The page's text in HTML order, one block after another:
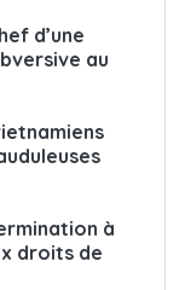
d’une
au
à
droits de